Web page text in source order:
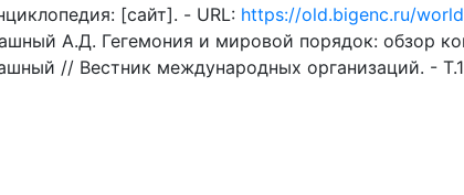
[сайт]. - URL: https://old.bigenc.ru/
А.Д. Гегемония и мировой порядок: обзор
// Вестник международных организаций. -